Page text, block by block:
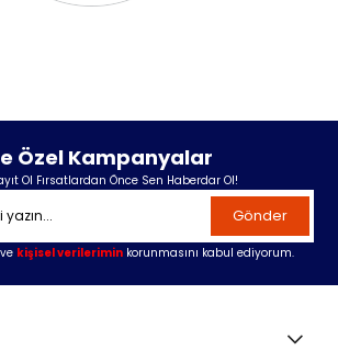
Özel Kampanyalar
Ol Fırsatlardan Önce Sen Haberdar Ol!
Gönder
ve kişisel verilerimin korunmasını kabul ediyorum.